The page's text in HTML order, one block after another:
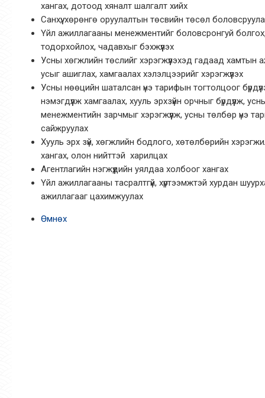
хангах, дотоод хяналт шалгалт хийх
Санхүү, хөрөнгө оруулалтын төсвийн төсөл
Үйл ажиллагааны менежментийг боловсронгуй болгох,
тодорхойлох, чадавхыг бэхжүүлэх
Усны хөгжлийн төслийг хэрэгжүүлэхэд гадаад хамтын
усыг ашиглах, хамгаалах хэлэлцээрийг хэрэгжүүлэх
Усны нөөцийн шаталсан үнэ тарифын тогтолцоог
нэмэгдүүлж хамгаалах, хууль эрхзүйн орчныг бүрдүүлж,
менежментийн зарчмыг хэрэгжүүлж, усны төлбөр үнэ
сайжруулах
Хууль эрх зүй, хөгжлийн бодлого, хөтөлбөрийн
хангах, олон нийттэй харилцах
Агентлагийн нэгжүүдийн уялдаа холбоог хангах
Үйл ажиллагааны тасралтгүй, хүртээмжтэй хурдан
ажиллагааг цахимжуулах
Өмнөх